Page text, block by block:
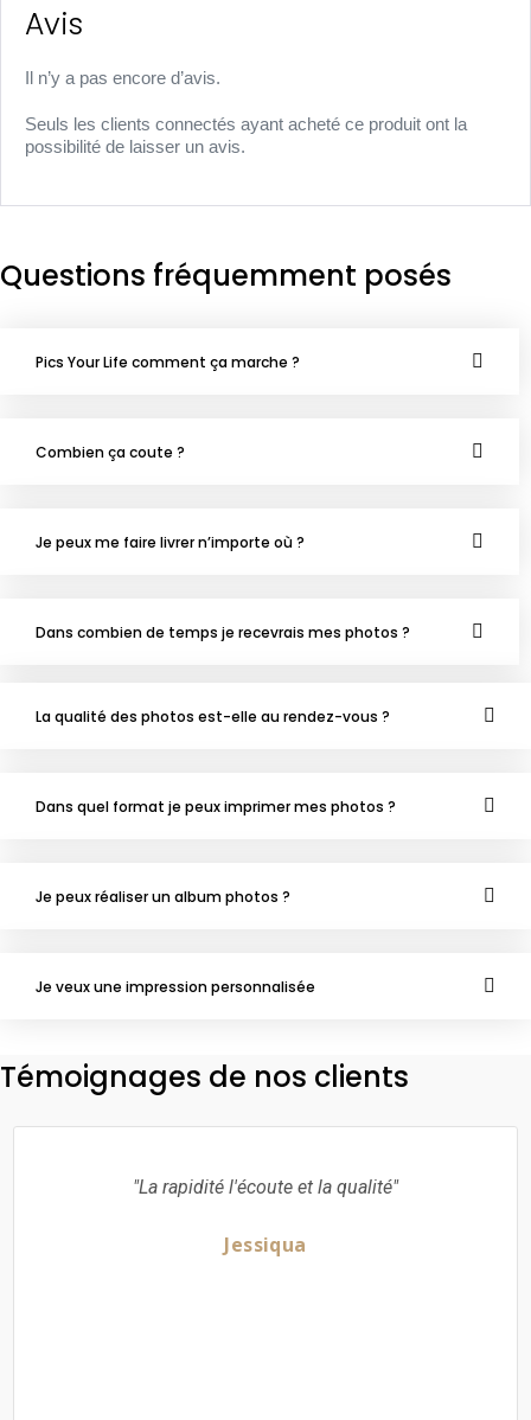
Avis
Il n’y a pas encore d’avis.
Seuls les clients connectés ayant acheté ce produit ont la
possibilité de laisser un avis.
Questions fréquemment posés
Pics Your Life comment ça marche ?
Combien ça coute ?
Je peux me faire livrer n’importe où ?
Dans combien de temps je recevrais mes photos ?
La qualité des photos est-elle au rendez-vous ?
Dans quel format je peux imprimer mes photos ?
Je peux réaliser un album photos ?
Je veux une impression personnalisée
Témoignages de nos clients
"La rapidité l'écoute et la qualité"
Jessiqua